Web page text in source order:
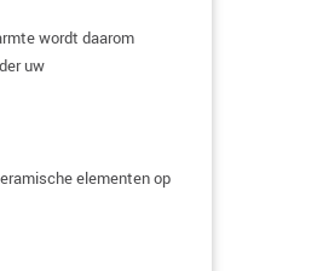
wordt daarom
uw
elementen op